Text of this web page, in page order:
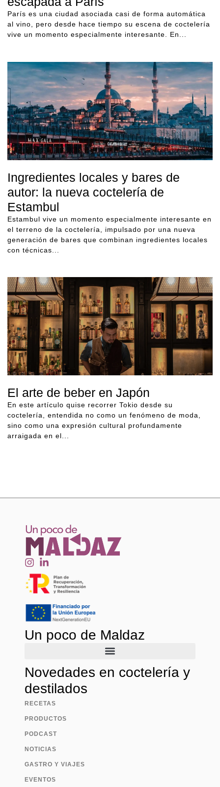
París es una ciudad asociada casi de forma automática
al vino, pero desde hace tiempo su escena de coctelería
vive un momento especialmente interesante. En...
Ingredientes locales y bares de
autor: la nueva coctelería de
Estambul
Estambul vive un momento especialmente interesante en
el terreno de la coctelería, impulsado por una nueva
generación de bares que combinan ingredientes locales
con técnicas...
El arte de beber en Japón
En este artículo quise recorrer Tokio desde su
coctelería, entendida no como un fenómeno de moda,
sino como una expresión cultural profundamente
arraigada en el...
Un poco de Maldaz
Novedades en coctelería y
destilados
RECETAS
PRODUCTOS
PODCAST
NOTICIAS
GASTRO Y VIAJES
EVENTOS